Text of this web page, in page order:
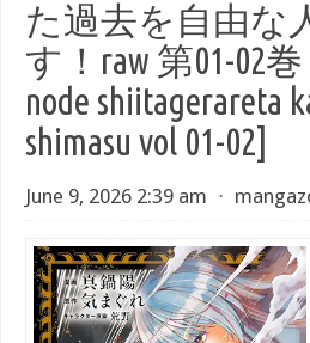
た過去を自由な
す！raw 第01-02巻
node shiitagerareta
shimasu vol 01-02]
June 9, 2026 2:39 am ⋅